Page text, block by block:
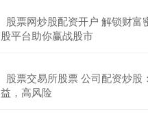
股票网炒股配资开户 解锁财富
股平台助你赢战股市
股票交易所股票 公司配资炒股
益，高风险